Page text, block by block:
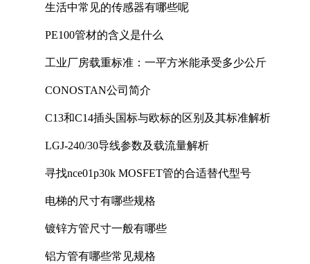
生活中常见的传感器有哪些呢
PE100管材的含义是什么
工业厂房载重标准：一平方米能承受多少公斤
CONOSTAN公司简介
C13和C14插头国标与欧标的区别及其标准解析
LGJ-240/30导线参数及载流量解析
寻找nce01p30k MOSFET管的合适替代型号
电梯的尺寸有哪些规格
镀锌方管尺寸一般有哪些
铝方管有哪些常见规格